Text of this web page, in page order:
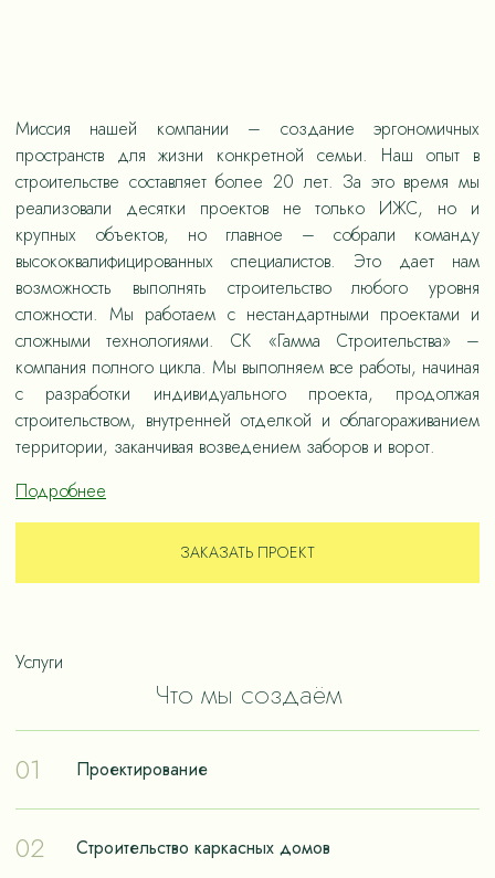
Миссия нашей компании – создание эргономичных
пространств для жизни конкретной семьи. Наш опыт в
строительстве составляет более 20 лет. За это время мы
реализовали десятки проектов не только ИЖС, но и
крупных объектов, но главное – собрали команду
высококвалифицированных специалистов. Это дает нам
возможность выполнять строительство любого уровня
сложности. Мы работаем с нестандартными проектами и
сложными технологиями. СК «Гамма Строительства» –
компания полного цикла. Мы выполняем все работы, начиная
с разработки индивидуального проекта, продолжая
строительством, внутренней отделкой и облагораживанием
территории, заканчивая возведением заборов и ворот.
Подробнее
ЗАКАЗАТЬ ПРОЕКТ
Услуги
Что мы создаём
01
Проектирование
реализации мечты о собственном доме. Чтобы дом
02 Строительство каркасных домов